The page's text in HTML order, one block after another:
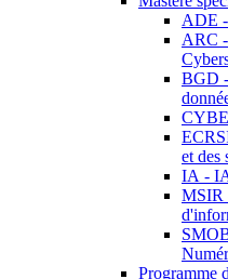
ADE
ARC
BGD
et des
IA -
MSIR
Programme